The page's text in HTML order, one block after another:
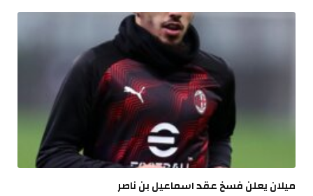
ميلان يعلن فسخ عقد اسماعيل بن ناصر